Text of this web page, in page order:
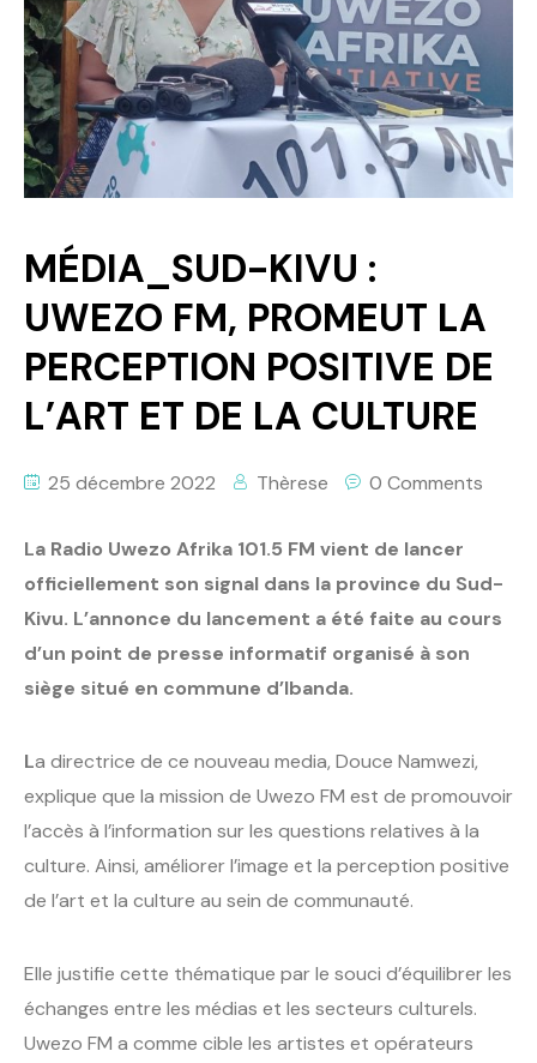
Politique
Technologies
Entreprenariat
MÉDIA_SUD-KIVU :
UWEZO FM, PROMEUT LA
PERCEPTION POSITIVE DE
L’ART ET DE LA CULTURE
25 décembre 2022 Thèrese 0 Comments
La Radio Uwezo Afrika 101.5 FM vient de lancer
officiellement son signal dans la province du Sud-
Kivu. L’annonce du lancement a été faite au cours
d’un point de presse informatif organisé à son
siège situé en commune d’Ibanda.
La directrice de ce nouveau media, Douce Namwezi,
explique que la mission de Uwezo FM est de promouvoir
l’accès à l’information sur les questions relatives à la
culture. Ainsi, améliorer l’image et la perception positive
de l’art et la culture au sein de communauté.
Elle justifie cette thématique par le souci d’équilibrer les
échanges entre les médias et les secteurs culturels.
Uwezo FM a comme cible les artistes et opérateurs